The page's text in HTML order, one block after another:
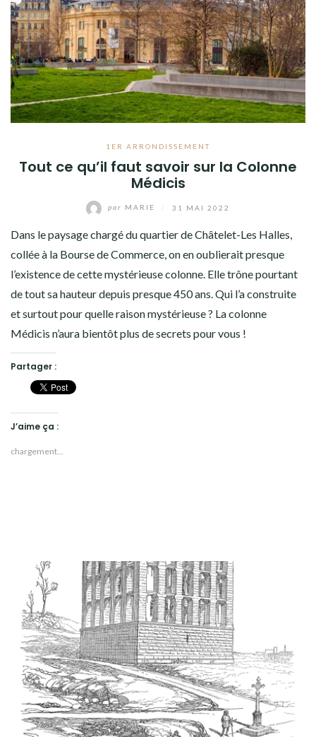
1ER ARRONDISSEMENT
Tout ce qu’il faut savoir sur la Colonne
Médicis
par MARIE 31 MAI 2022
Dans le paysage chargé du quartier de Châtelet-Les Halles,
collée à la Bourse de Commerce, on en oublierait presque
l’existence de cette mystérieuse colonne. Elle trône pourtant
de tout sa hauteur depuis presque 450 ans. Qui l’a construite
et surtout pour quelle raison mystérieuse ? La colonne
Médicis n’aura bientôt plus de secrets pour vous !
Partager :
J’aime ça :
chargement…